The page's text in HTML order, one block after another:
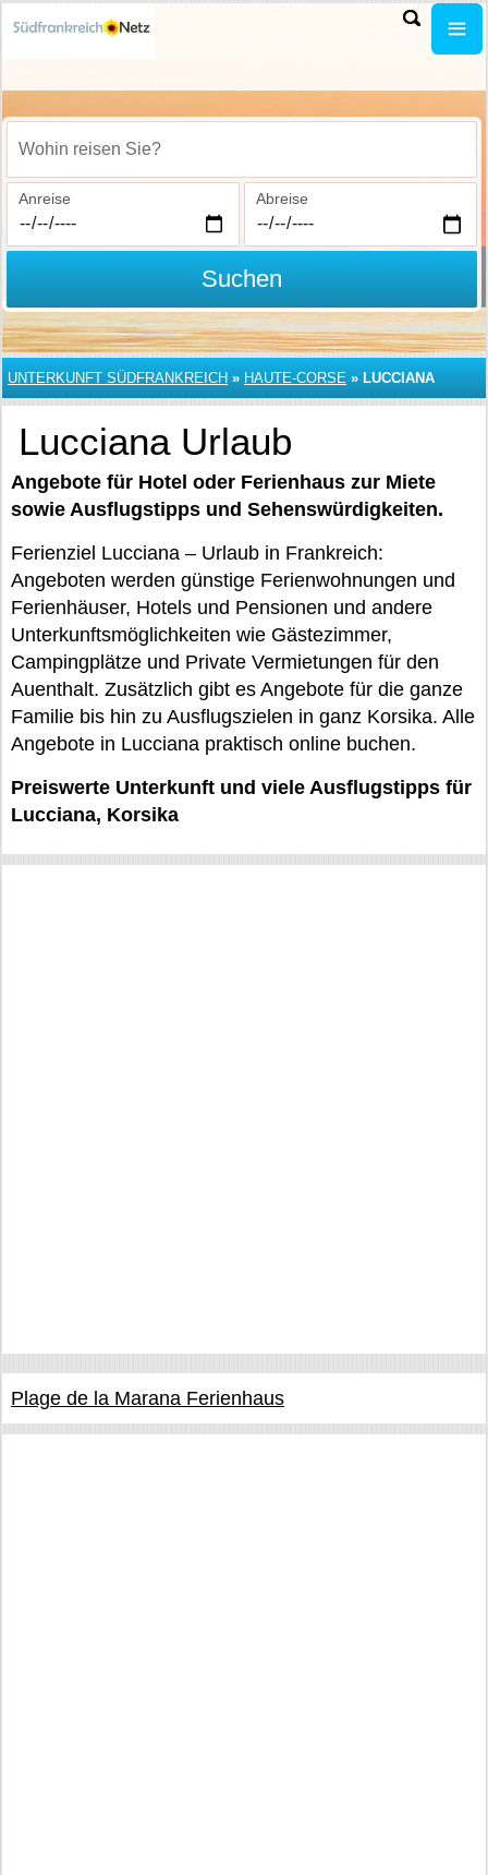
Wohin reisen Sie?
Anreise Abreise
Suchen
UNTERKUNFT SÜDFRANKREICH » HAUTE-CORSE » LUCCIANA
Lucciana Urlaub
Angebote für Hotel oder Ferienhaus zur Miete
sowie Ausflugstipps und Sehenswürdigkeiten.
Ferienziel Lucciana – Urlaub in Frankreich:
Angeboten werden günstige Ferienwohnungen und
Ferienhäuser, Hotels und Pensionen und andere
Unterkunftsmöglichkeiten wie Gästezimmer,
Campingplätze und Private Vermietungen für den
Auenthalt. Zusätzlich gibt es Angebote für die ganze
Familie bis hin zu Ausflugszielen in ganz Korsika. Alle
Angebote in Lucciana praktisch online buchen.
Preiswerte Unterkunft und viele Ausflugstipps für
Lucciana, Korsika
Plage de la Marana Ferienhaus